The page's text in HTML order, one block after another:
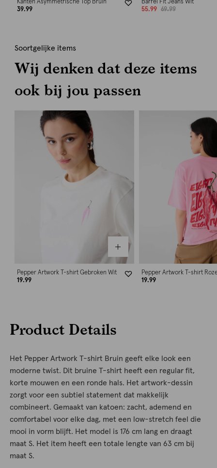
Kanten Asymmetrische Top Bruin
39.99
Barrel Fit Jeans Wit
55.99
69.99
Soortgelijke items
Wij denken dat deze items
ook bij jou passen
Pepper Artwork T-shirt Gebroken Wit
19.99
Pepper Artwork T-shirt
19.99
Product Details
Het Pepper Artwork T-shirt Bruin geeft elke look een
moderne twist. Dit bruine T-shirt heeft een regular fit,
korte mouwen en een ronde hals. Het artwork-dessin
zorgt voor een subtiel statement dat makkelijk
combineert. Gemaakt van katoen: zacht, ademend en
comfortabel voor elke dag, met een low-stretch feel die
mooi in vorm blijft. Het model is 176 cm lang en draagt
maat S. Het item heeft een totale lengte van 63 cm bij
maat S.